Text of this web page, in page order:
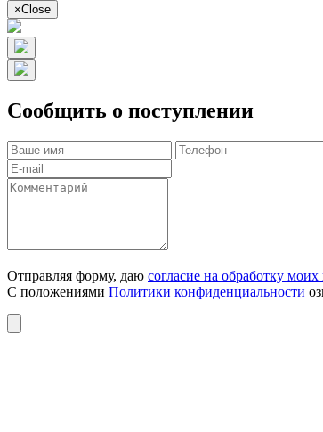
×Close
Сообщить о поступлении
Отправляя форму, даю согласие на обработку
С положениями Политики конфиденциальности